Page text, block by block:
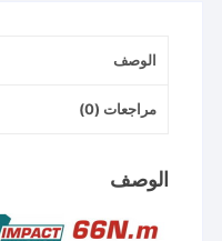
الوصف
مراجعات (0)
الوصف